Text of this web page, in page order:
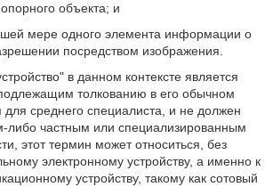
объекта; и
мере одного элемента информации о
посредством изображения.
в данном контексте является
толкованию в его обычном
среднего специалиста, и не должен
либо частным или специализированным
этот термин может относиться, без
электронному устройству, а именно к
устройству, такому как сотовый